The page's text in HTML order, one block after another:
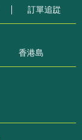
訂單追踨
香港島